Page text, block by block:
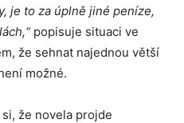
je to za úplně jiné peníze,
popisuje situaci ve
že sehnat najednou větší
možné.
že novela projde